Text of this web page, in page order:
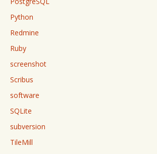
Python
Redmine
Ruby
screenshot
Scribus
software
SQLite
subversion
TileMill